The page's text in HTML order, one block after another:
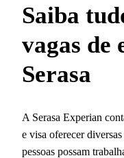
Saiba
vagas de
Serasa
A Serasa Experian
e visa oferecer
pessoas possam